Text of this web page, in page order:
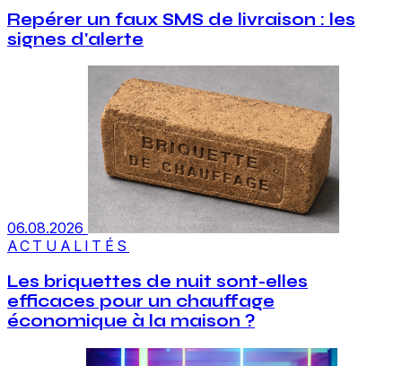
Repérer un faux SMS de livraison : les
signes d'alerte
06.08.2026
ACTUALITÉS
Les briquettes de nuit sont-elles
efficaces pour un chauffage
économique à la maison ?